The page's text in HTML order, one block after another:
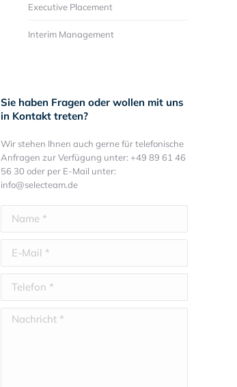
Executive Placement
Interim Management
Sie haben Fragen oder wollen mit uns
in Kontakt treten?
Wir stehen Ihnen auch gerne für telefonische
Anfragen zur Verfügung unter: +49 89 61 46
56 30 oder per E-Mail unter:
info@selecteam.de